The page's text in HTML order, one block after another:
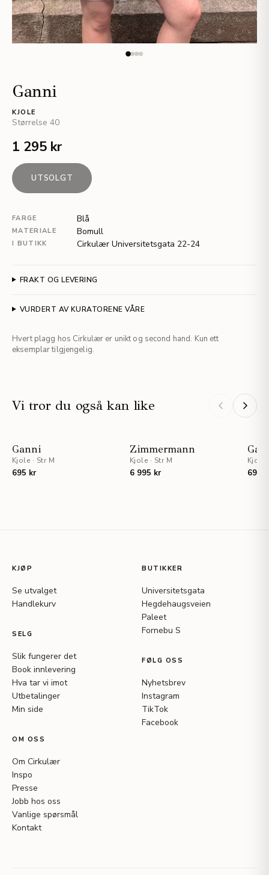
Ganni
KJOLE
Størrelse 40
1 295 kr
UTSOLGT
FARGE Blå
MATERIALE Bomull
I BUTIKK Cirkulær Universitetsgata 22-24
FRAKT OG LEVERING
VURDERT AV KURATORENE VÅRE
Hvert plagg hos Cirkulær er unikt og second hand. Kun ett
eksemplar tilgjengelig.
Vi tror du også kan like
Ganni
Kjole · Str M
695 kr
Zimmermann
Kjole · Str M
6 995 kr
Kjole
695
KJØP
Se utvalget
Handlekurv
SELG
Slik fungerer det
Book innlevering
Hva tar vi imot
Utbetalinger
Min side
OM OSS
Om Cirkulær
Inspo
Presse
Jobb hos oss
Vanlige spørsmål
Kontakt
BUTIKKER
Universitetsgata
Hegdehaugsveien
Paleet
Fornebu S
FØLG OSS
Nyhetsbrev
Instagram
TikTok
Facebook